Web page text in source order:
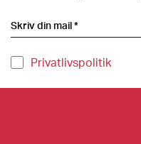
Privatlivspolitik